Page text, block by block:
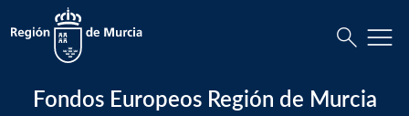
Fondos Europeos Región de Murcia
search menu
Fondos Europeos Región de Murcia